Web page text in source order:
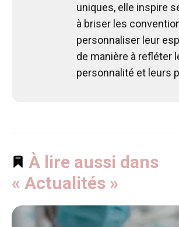
uniques, elle inspire
à briser les
personnaliser leur
de manière à refléter
personnalité et leurs
À lire aussi dans
« Actualités »